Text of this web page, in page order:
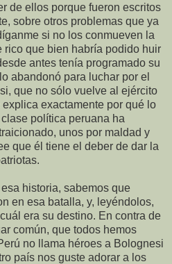
de ellos porque fueron escritos
sobre otros problemas que ya
si no los conmueven la
rico que bien habría podido huir
antes tenía programado su
abandonó para luchar por el
que no sólo vuelve al ejército
exactamente por qué lo
política peruana ha
unos por maldad y
que él tiene el deber de dar la
historia, sabemos que
en esa batalla, y, leyéndolos,
era su destino. En contra de
común, que todos hemos
no llama héroes a Bolognesi
país nos guste adorar a los